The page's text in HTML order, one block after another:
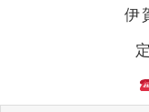
伊